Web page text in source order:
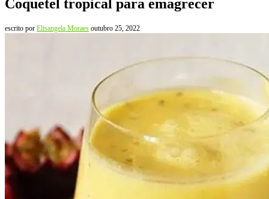
Coquetel tropical para emagrecer
escrito por Elisangela Moraes outubro 25, 2022